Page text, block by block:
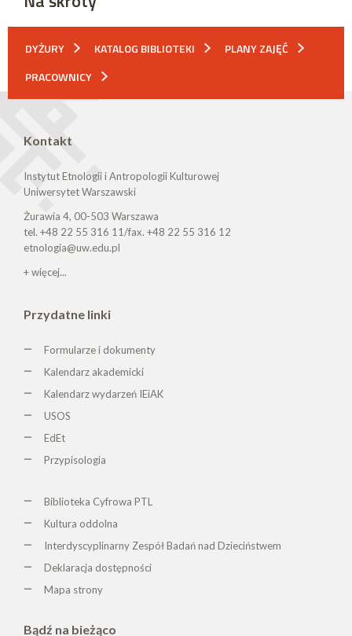
DYŻURY KATALOG BIBLIOTEKI
PLANY ZAJĘĆ
PRACOWNICY
Kontakt
Instytut Etnologii i Antropologii Kulturowej
Uniwersytet Warszawski
Żurawia 4, 00-503 Warszawa
tel. +48 22 55 316 11/fax. +48 22 55 316 12
etnologia@uw.edu.pl
+ więcej...
Przydatne linki
Formularze i dokumenty
Kalendarz akademicki
Kalendarz wydarzeń IEiAK
USOS
EdEt
Przypisologia
Biblioteka Cyfrowa PTL
Kultura oddolna
Interdyscyplinarny Zespół Badań nad Dzieciństwem
Deklaracja dostępności
Mapa strony
Bądź na bieżąco